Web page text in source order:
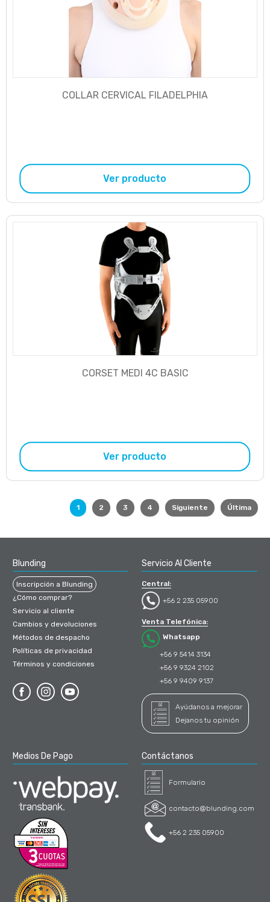
COLLAR CERVICAL FILADELPHIA
Ver producto
CORSET MEDI 4C BASIC
Ver producto
1 2 3 4 Siguiente Última
Blunding
Inscripción a Blunding
¿Cómo comprar?
Servicio al cliente
Cambios y devoluciones
Métodos de despacho
Políticas de privacidad
Términos y condiciones
Servicio Al Cliente
Central:
+56 2 235 05900
Venta Telefónica:
Whatsapp
+56 9 5414 3134
+56 9 9324 2102
+56 9 9409 9137
Ayúdanos a mejorar
Dejanos tu opinión
Medios De Pago Contáctanos
Formulario
contacto@blunding.com
+56 2 235 05900